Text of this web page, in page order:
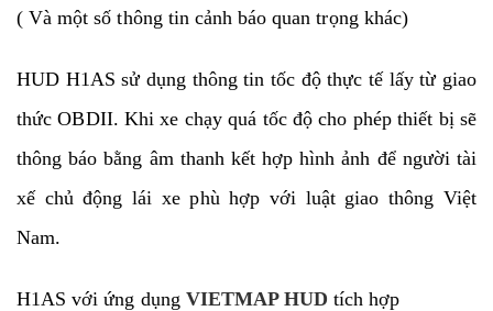
( Và một số thông tin cảnh báo quan trọng khác)
HUD H1AS sử dụng thông tin tốc độ thực tế lấy từ giao
thức OBDII. Khi xe chạy quá tốc độ cho phép thiết bị sẽ
thông báo bằng âm thanh kết hợp hình ảnh để người tài
xế chủ động lái xe phù hợp với luật giao thông Việt
Nam.
H1AS với ứng dụng VIETMAP HUDtích hợp